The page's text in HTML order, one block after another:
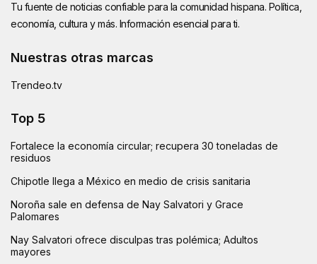
Tu fuente de noticias confiable para la comunidad hispana. Política,
economía, cultura y más. Información esencial para ti.
Nuestras otras marcas
Trendeo.tv
Top 5
Fortalece la economía circular; recupera 30 toneladas de
residuos
Chipotle llega a México en medio de crisis sanitaria
Noroña sale en defensa de Nay Salvatori y Grace
Palomares
Nay Salvatori ofrece disculpas tras polémica; Adultos
mayores